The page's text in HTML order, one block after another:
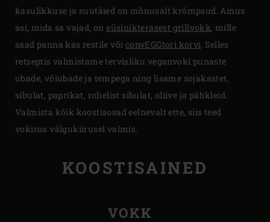
kasulikkuse ja suutäied on mõnusalt krõmpsud. Ainus
asi, mida sa vajad, on süsinikterasest grillvokk, mille
saad panna kas restile või convEGGtori korvi . Selles
retseptis valmistame tervisliku veganvoki punaste
ubade, võiubade ja tempega ning lisame sojakastet,
sibulat, paprikat, rohelist sibulat, oliive ja pähkleid.
Valmista kõik koostisosad eelnevalt ette, siis teed
vokiroa välgukiirusel valmis.
KOOSTISAINED
VOKK